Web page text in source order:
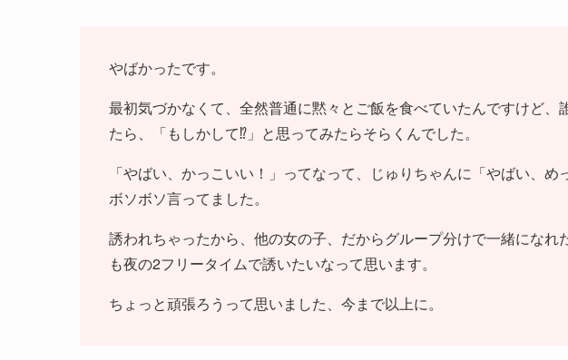
やばかったです。
最初気づかなくて、全然普通に黙々とご飯を食べていたんですけど、
たら、「もしかして⁉︎」と思ってみたらそらくんでした。
「やばい、かっこいい！」ってなって、じゅりちゃんに「やばい、
ボソボソ言ってました。
誘われちゃったから、他の女の子、だからグループ分けで一緒になれ
も夜の2フリータイムで誘いたいなって思います。
ちょっと頑張ろうって思いました、今まで以上に。